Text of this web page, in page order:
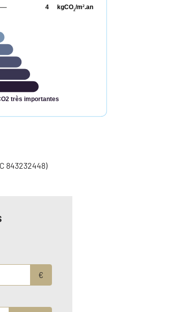
très importantes
kgCO2/m2.an
4
843232448)
€